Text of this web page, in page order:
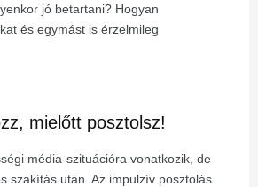
jó betartani? Hogyan
és egymást is érzelmileg
mielőtt posztolsz!
média-szituációra vonatkozik, de
szakítás után. Az impulzív posztolás